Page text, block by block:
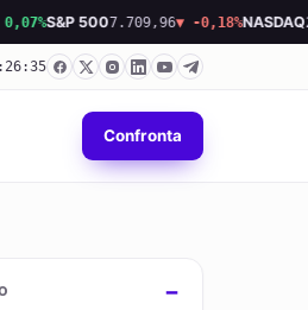
S&P 5007.709,96▼ -0,18%NASDAQ
Confronta